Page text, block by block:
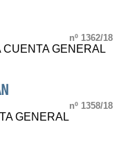
nº 1362/18
CUENTA GENERAL
nº 1358/18
GENERAL